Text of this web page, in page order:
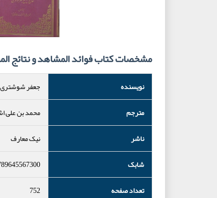
مشخصات کتاب فوائد المشاهد و نتائج
نویسنده
جعفر شوشتری
مترجم
محمد بن علی
ناشر
نیک معارف
شابک
تعداد صفحه
752